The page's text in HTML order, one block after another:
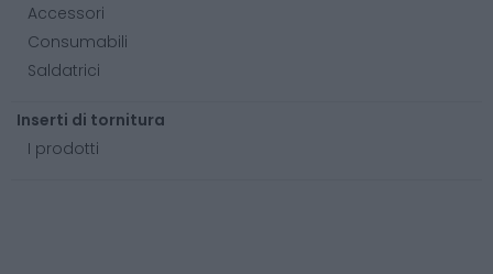
Accessori
Consumabili
Saldatrici
Inserti di tornitura
I prodotti